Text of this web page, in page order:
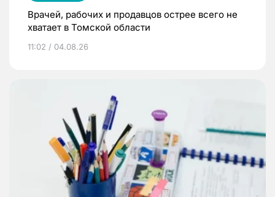
Врачей, рабочих и продавцов острее всего не
хватает в Томской области
11:02 / 04.08.26